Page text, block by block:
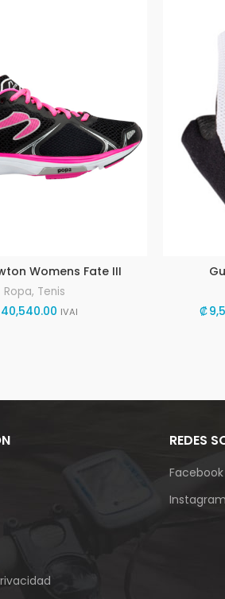
Womens Fate III
Ropa, Tenis
40,540.00 IVAI ₡
REDES
Facebook
Instagram